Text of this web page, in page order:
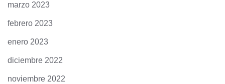
marzo 2023
febrero 2023
enero 2023
diciembre 2022
noviembre 2022